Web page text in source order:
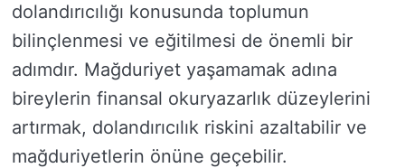
dolandırıcılığı konusunda toplumun
bilinçlenmesi ve eğitilmesi de önemli bir
adımdır. Mağduriyet yaşamamak adına
bireylerin finansal okuryazarlık düzeylerini
artırmak, dolandırıcılık riskini azaltabilir ve
mağduriyetlerin önüne geçebilir.